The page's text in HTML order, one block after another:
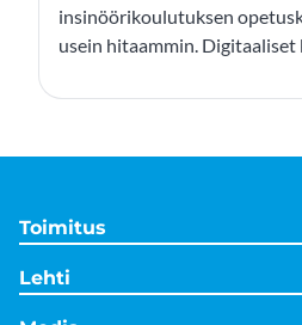
insinöörikoulutuksen
usein hitaammin. Digitaaliset
teollisuuden arkea, mutta
kaventaminen koulutuksen
toimimaan nopeasti
ympäristössä.
Toimitus
Lehti